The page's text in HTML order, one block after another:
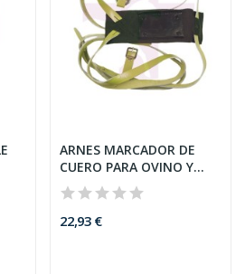
ARNES MARCADOR DE
CUERO PARA OVINO Y
CAPRINO
22,93 €